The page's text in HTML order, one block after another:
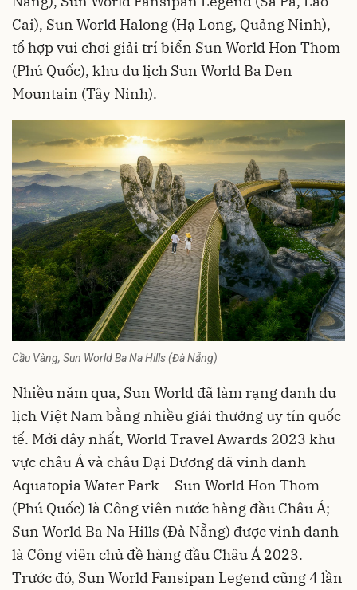
Cai), Sun World Halong (Hạ Long, Quảng Ninh),
tổ hợp vui chơi giải trí biển Sun World Hon Thom
(Phú Quốc), khu du lịch Sun World Ba Den
Mountain (Tây Ninh).
Cầu Vàng, Sun World Ba Na Hills (Đà Nẵng)
Nhiều năm qua, Sun World đã làm rạng danh du
lịch Việt Nam bằng nhiều giải thưởng uy tín quốc
tế. Mới đây nhất, World Travel Awards 2023 khu
vực châu Á và châu Đại Dương đã vinh danh
Aquatopia Water Park – Sun World Hon Thom
(Phú Quốc) là Công viên nước hàng đầu Châu Á;
Sun World Ba Na Hills (Đà Nẵng) được vinh danh
là Công viên chủ đề hàng đầu Châu Á 2023.
Trước đó, Sun World Fansipan Legend cũng 4 lần